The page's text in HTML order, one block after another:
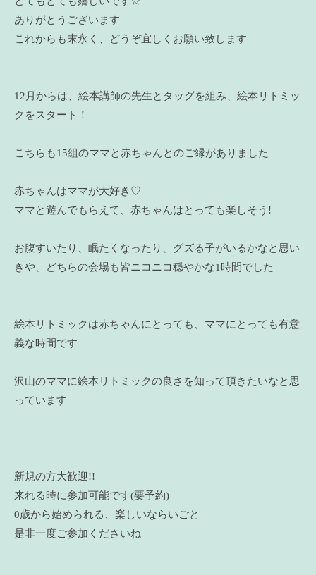
ありがとうございます
これからも末永く、どうぞ宜しくお願い致します
12月からは、絵本講師の先生とタッグを組み、絵本リトミッ
クをスタート！
こちらも15組のママと赤ちゃんとのご縁がありました
赤ちゃんはママが大好き♡
ママと遊んでもらえて、赤ちゃんはとっても楽しそう!
お腹すいたり、眠たくなったり、グズる子がいるかなと思い
きや、どちらの会場も皆ニコニコ穏やかな1時間でした
絵本リトミックは赤ちゃんにとっても、ママにとっても有意
義な時間です
沢山のママに絵本リトミックの良さを知って頂きたいなと思
っています
新規の方大歓迎!!
来れる時に参加可能です(要予約)
0歳から始められる、楽しいならいごと
是非一度ご参加くださいね